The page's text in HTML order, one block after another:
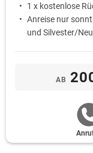
1 x kostenlose
Anreise nur
und Silvester/
AB